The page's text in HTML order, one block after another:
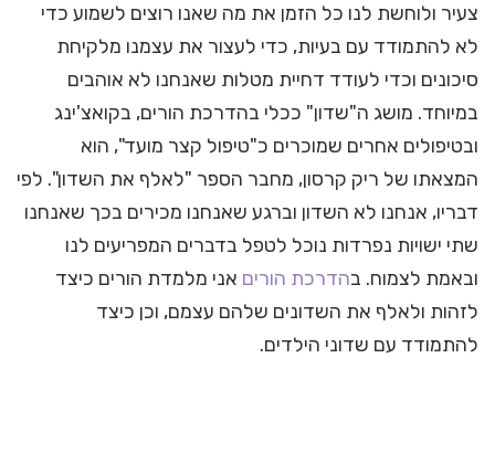
צעיר ולוחשת לנו כל הזמן את מה שאנו רוצים לשמוע כדי
לא להתמודד עם בעיות, כדי לעצור את עצמנו מלקיחת
סיכונים וכדי לעודד דחיית מטלות שאנחנו לא אוהבים
במיוחד. מושג ה"שדון" ככלי בהדרכת הורים, בקואצ'ינג
ובטיפולים אחרים שמוכרים כ"טיפול קצר מועד", הוא
המצאתו של ריק קרסון, מחבר הספר "לאלף את השדון". לפי
דבריו, אנחנו לא השדון וברגע שאנחנו מכירים בכך שאנחנו
שתי ישויות נפרדות נוכל לטפל בדברים המפריעים לנו
ובאמת לצמוח. בהדרכת הורים אני מלמדת הורים כיצד
לזהות ולאלף את השדונים שלהם עצמם, וכן כיצד
להתמודד עם שדוני הילדים.